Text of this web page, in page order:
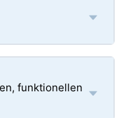
funktionellen